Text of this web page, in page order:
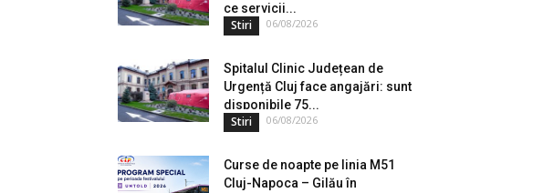
ce servicii...
Stiri 06/08/2026
Spitalul Clinic Județean de
Urgență Cluj face angajări: sunt
disponibile 75...
Stiri 06/08/2026
Curse de noapte pe linia M51
Cluj-Napoca – Gilău în